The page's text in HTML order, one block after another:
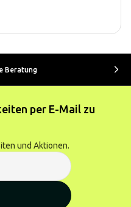
Beratung
per E-Mail zu
und Aktionen.